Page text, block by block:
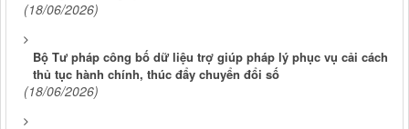
(18/06/2026)
Bộ Tư pháp công bố dữ liệu trợ giúp pháp lý phục vụ cải cách
thủ tục hành chính, thúc đẩy chuyển đổi số
(18/06/2026)